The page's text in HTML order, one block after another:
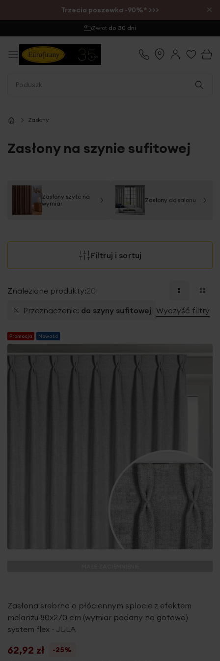
Trzecia poszewka -90%* >>> ×
Wysyłka 1-2 dni
Zasłony
Zasłony na szynie sufitowej
Zasłony szyte na
wymiar
Zasłony do salonu
Filtruj i sortuj
Znalezione produkty:20
Przeznaczenie do szyny sufitowej Wyczyść filtry
Promocja Nowość
Zasłona srebrna o płóciennym splocie z efektem
melanżu 80x270 cm (wymiar podany na gotowo)
system flex - JULA
62,92 zł
-25%